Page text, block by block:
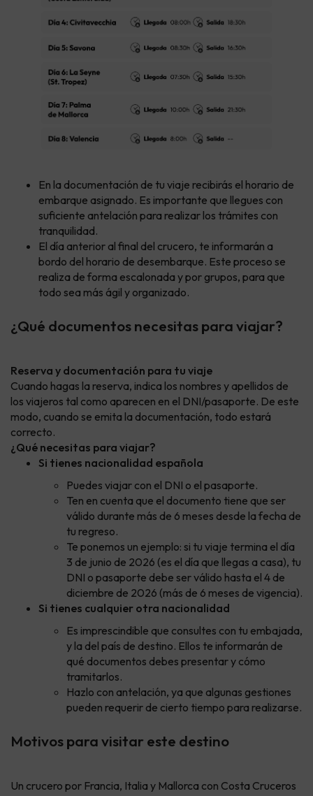
En la documentación de tu viaje recibirás el horario de
embarque asignado. Es importante que llegues con
suficiente antelación para realizar los trámites con
tranquilidad.
El día anterior al final del crucero, te informarán a
bordo del horario de desembarque. Este proceso se
realiza de forma escalonada y por grupos, para que
todo sea más ágil y organizado.
¿Qué documentos necesitas para viajar?
Reserva y documentación para tu viaje
Cuando hagas la reserva, indica los nombres y apellidos de
los viajeros tal como aparecen en el DNI/pasaporte. De este
modo, cuando se emita la documentación, todo estará
correcto.
¿Qué necesitas para viajar?
Si tienes nacionalidad española
Puedes viajar con el DNI o el pasaporte.
Ten en cuenta que el documento tiene que ser
válido durante más de 6 meses desde la fecha de
tu regreso.
Te ponemos un ejemplo: si tu viaje termina el día
3 de junio de 2026 (es el día que llegas a casa), tu
DNI o pasaporte debe ser válido hasta el 4 de
diciembre de 2026 (más de 6 meses de vigencia).
Si tienes cualquier otra nacionalidad
Es imprescindible que consultes con tu embajada,
y la del país de destino. Ellos te informarán de
qué documentos debes presentar y cómo
tramitarlos.
Hazlo con antelación, ya que algunas gestiones
pueden requerir de cierto tiempo para realizarse.
Motivos para visitar este destino
Un crucero por Francia, Italia y Mallorca con Costa Cruceros